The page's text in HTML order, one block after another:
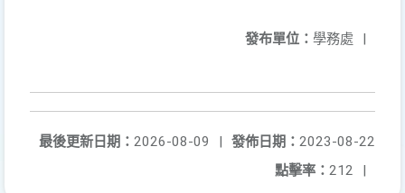
發布單位： 學務處 |
發佈日期： 2023-08-22
最後更新日期： 2026-08-09
|
點擊率： 212 |